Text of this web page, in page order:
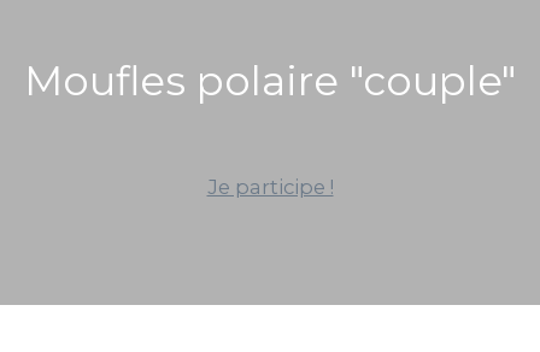
Moufles polaire "couple"
Je participe !